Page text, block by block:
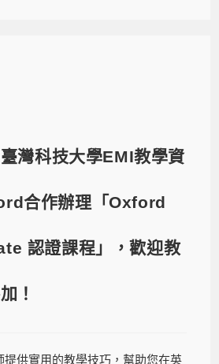
臺灣科技大學EMI教學資
合作辦理「Oxford
認證課程」，歡迎教
！
提供實用的教學技巧，幫助您在英